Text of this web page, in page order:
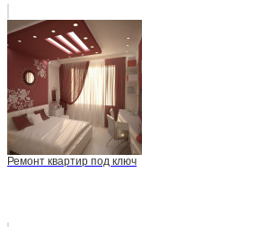
Ремонт квартир под ключ